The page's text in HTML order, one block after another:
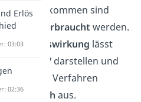
angekommen sind
zuerst verbraucht werden.
Gewinnauswirkung lässt
GuVdarstellen und
bei beiden Verfahren
aus.
Erlös
03:03
02:36